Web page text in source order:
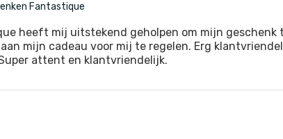
Fantastique
heeft mij uitstekend geholpen om mijn
mijn cadeau voor mij te regelen. Erg
attent en klantvriendelijk.